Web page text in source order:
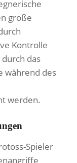
große
Kontrolle
das
während des
werden.
Spieler